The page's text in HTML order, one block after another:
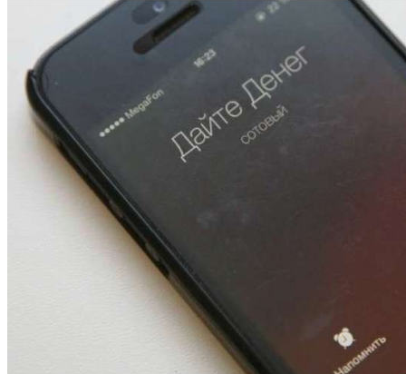
Волгоградские вузы в топе зарплатного
рейтинга: ВолгГТУ и ВолгГМУ вошли в топ‑15
для химической отрасли и фармацевтики
18:39
В Красноармейском районе Волгограда стартует
конкурс на ремонт моста через Волго‑Донской
судоходный канал
Фестиваль #ТриЧетыре в Волгограде пройдёт
11–13 сентября в рамках Года единства народов